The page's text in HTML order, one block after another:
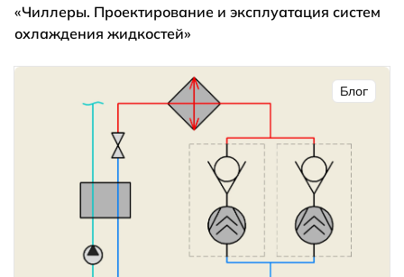
«Чиллеры. Проектирование и эксплуатация систем
охлаждения жидкостей»
Блог